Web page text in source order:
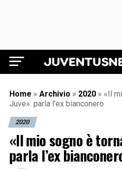
Juventus
Home » Archivio » 2020 » «Il
Juve»: parla l’ex bianconero
2020
«Il mio sogno è
parla l’ex